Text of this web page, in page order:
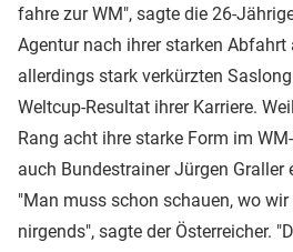
fahre zur WM", sagte die 26-
Agentur nach ihrer starken Abfahrt
allerdings stark verkürzten
Weltcup-Resultat ihrer Karriere.
Rang acht ihre starke Form im
auch Bundestrainer Jürgen Graller
"Man muss schon schauen, wo
nirgends", sagte der Österreicher.